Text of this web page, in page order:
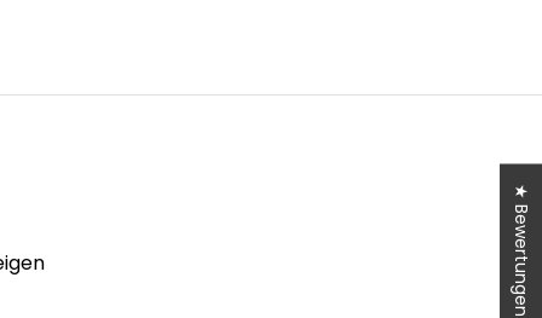
★ Bewertungen